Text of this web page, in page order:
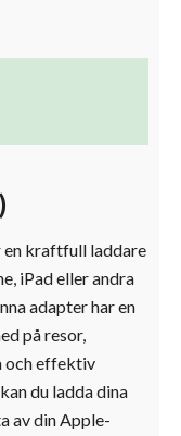
en kraftfull laddare
iPad eller andra
adapter har en
på resor,
och effektiv
du ladda dina
av din Apple-